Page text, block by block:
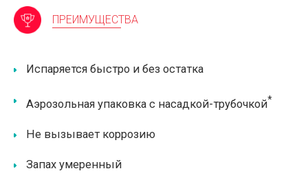
ПРЕИМУЩЕСТВА
Испаряется быстро и без остатка
Аэрозольная упаковка с насадкой-трубочкой*
Не вызывает коррозию
Запах умеренный